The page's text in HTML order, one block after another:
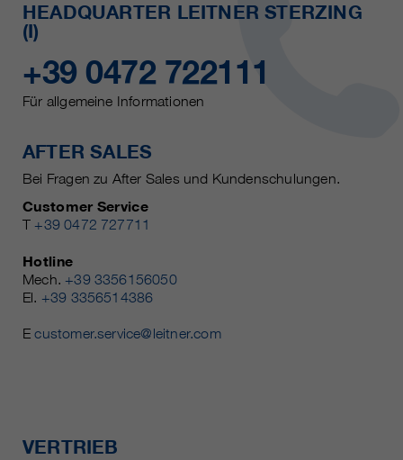
HEADQUARTER LEITNER STERZING
(I)
+39 0472 722111
Für allgemeine Informationen
AFTER SALES
Bei Fragen zu After Sales und Kundenschulungen.
Customer Service
T +39 0472 727711
Hotline
Mech. +39 3356156050
El. +39 3356514386
Ecustomer.service@leitner.com
VERTRIEB